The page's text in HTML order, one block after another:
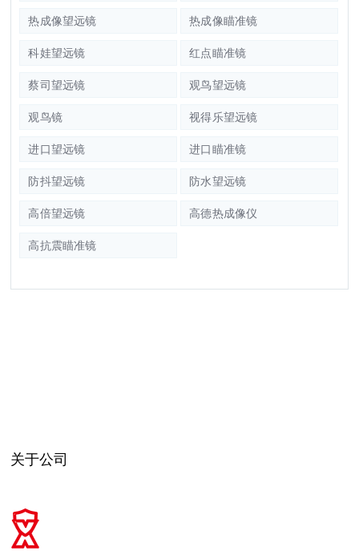
热成像望远镜 热成像瞄准镜
科娃望远镜 红点瞄准镜
蔡司望远镜 观鸟望远镜
观鸟镜 视得乐望远镜
进口望远镜 进口瞄准镜
防抖望远镜 防水望远镜
高倍望远镜 高德热成像仪
高抗震瞄准镜
关于公司